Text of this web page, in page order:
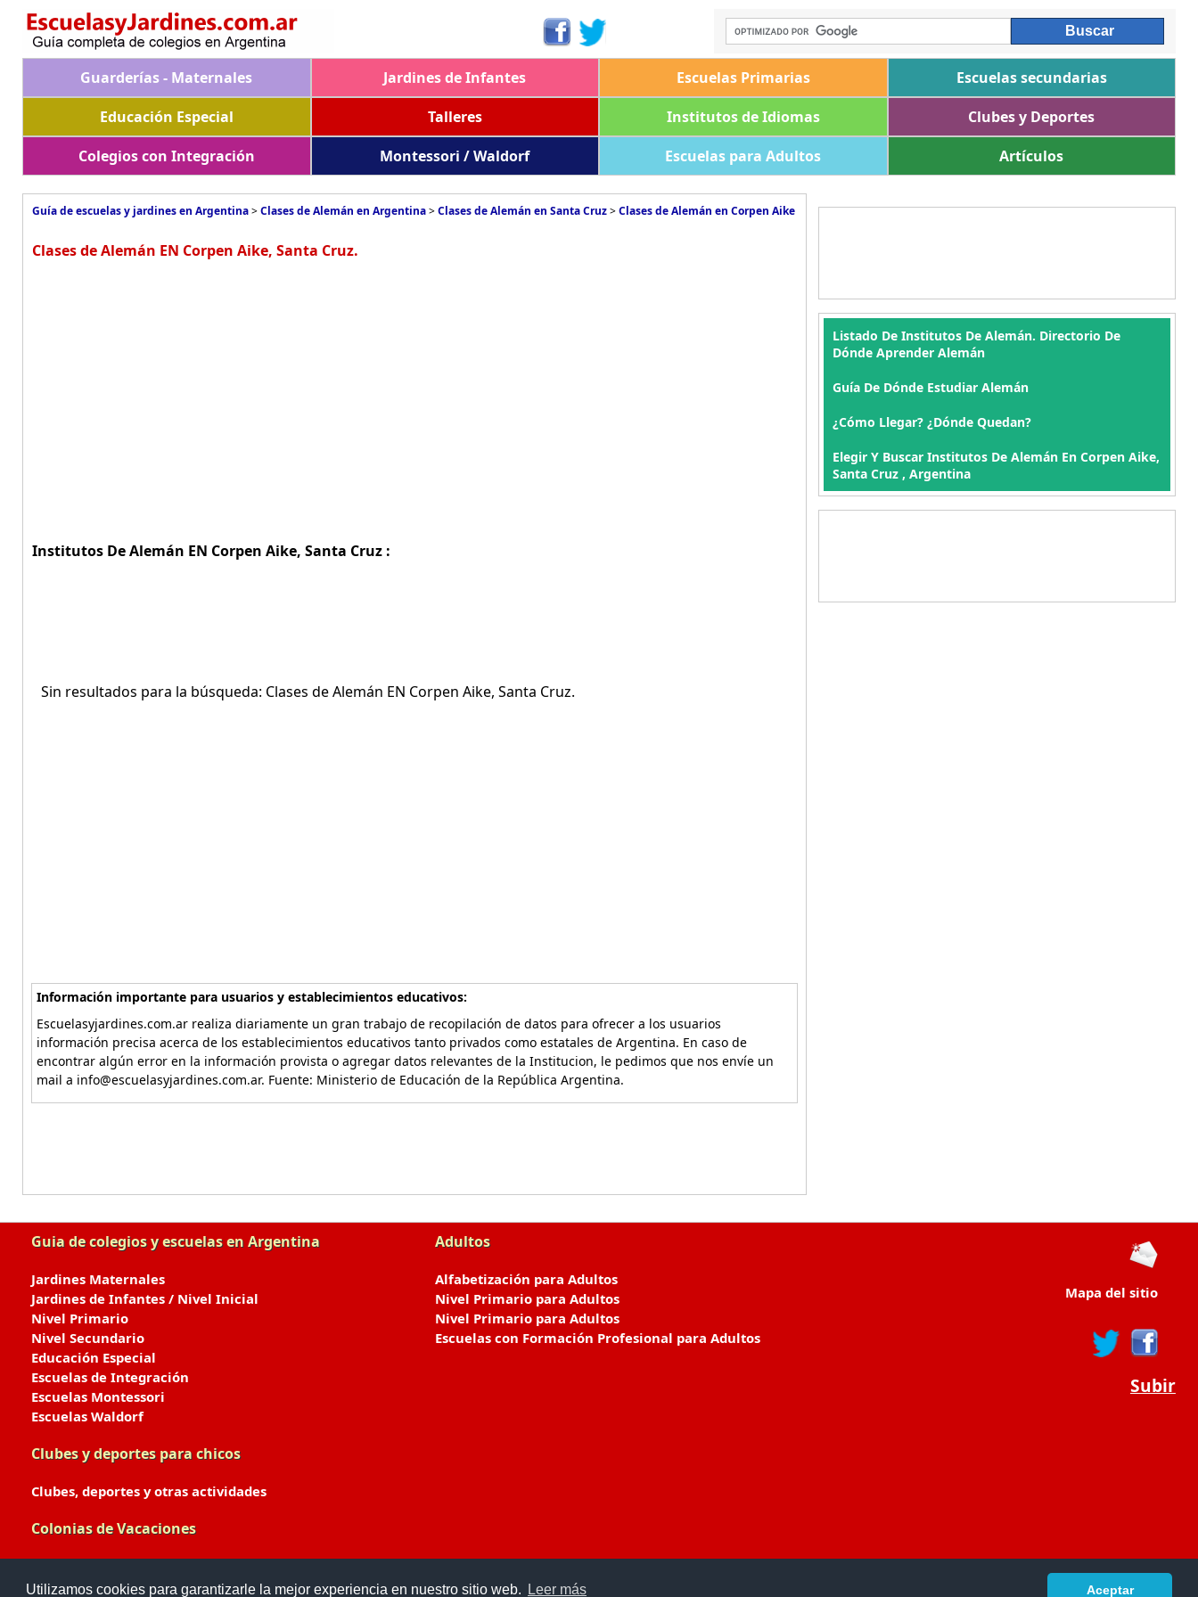
Utilizamos cookies para garantizarle la mejor experiencia en nuestro sitio web. Leer más Aceptar
Guarderías - Maternales Jardines de Infantes Escuelas Primarias
Escuelas secundarias
Educación Especial
Talleres Institutos de Idiomas
Clubes y Deportes
Colegios con Integración
Montessori / Waldorf Escuelas para Adultos Artículos
Guía de escuelas y jardines en Argentina>Clases de Alemán en Argentina>Clases de Alemán en Santa Cruz>Clases de Alemán en Corpen Aike
Clases de Alemán EN Corpen Aike, Santa Cruz.
Institutos De Alemán EN Corpen Aike, Santa Cruz :
Sin resultados para la búsqueda: Clases de Alemán EN Corpen Aike, Santa Cruz.
Información importante para usuarios y establecimientos educativos:
Escuelasyjardines.com.ar realiza diariamente un gran trabajo de recopilación de datos para ofrecer a los usuarios
información precisa acerca de los establecimientos educativos tanto privados como estatales de Argentina. En caso de
encontrar algún error en la información provista o agregar datos relevantes de la Institucion, le pedimos que nos envíe un
mail a info@escuelasyjardines.com.ar. Fuente: Ministerio de Educación de la República Argentina.
Listado De Institutos De Alemán. Directorio De
Dónde Aprender Alemán
Guía De Dónde Estudiar Alemán
¿Cómo Llegar? ¿Dónde Quedan?
Elegir Y Buscar Institutos De Alemán En Corpen Aike,
Santa Cruz , Argentina
Guia de colegios y escuelas en Argentina
Jardines Maternales
Jardines de Infantes / Nivel Inicial
Nivel Primario
Nivel Secundario
Educación Especial
Escuelas de Integración
Escuelas Montessori
Escuelas Waldorf
Clubes y deportes para chicos
Clubes, deportes y otras actividades
Colonias de Vacaciones
Adultos
Alfabetización para Adultos
Nivel Primario para Adultos
Nivel Primario para Adultos
Escuelas con Formación Profesional para Adultos
Mapa del sitio
Subir